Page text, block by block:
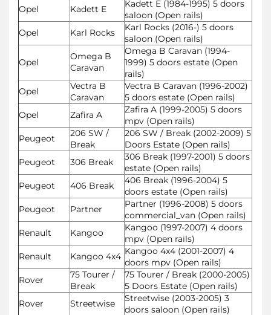
Opel
Kadett E
Kadett E (1984-1995) 5 doors
saloon (Open rails)
Opel
Karl Rocks
Karl Rocks (2016-) 5 doors
saloon (Open rails)
Opel
Omega B
Caravan
Omega B Caravan (1994-
1999) 5 doors estate (Open
rails)
Opel
Vectra B
Caravan
Vectra B Caravan (1996-2002)
5 doors estate (Open rails)
Opel
Zafira A
Zafira A (1999-2005) 5 doors
mpv (Open rails)
Peugeot
206 SW /
Break
206 SW / Break (2002-2009) 5
Doors Estate (Open rails)
Peugeot
306 Break
306 Break (1997-2001) 5 doors
estate (Open rails)
Peugeot
406 Break
406 Break (1996-2004) 5
doors estate (Open rails)
Peugeot
Partner
Partner (1996-2008) 5 doors
commercial_van (Open rails)
Renault
Kangoo
Kangoo (1997-2007) 4 doors
mpv (Open rails)
Renault
Kangoo 4x4 Kangoo 4x4 (2001-2007) 4
doors mpv (Open rails)
Rover
75 Tourer /
Break
75 Tourer / Break (2000-2005)
5 Doors Estate (Open rails)
Rover
Streetwise
Streetwise (2003-2005) 3
doors saloon (Open rails)